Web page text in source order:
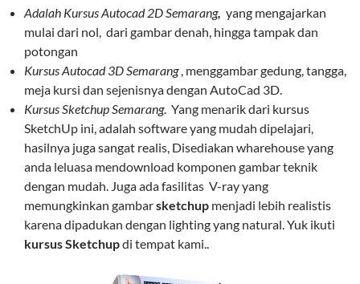
Adalah Kursus Autocad 2D Semarang, yang mengajarkan
mulai dari nol, dari gambar denah, hingga tampak dan
potongan
Kursus Autocad 3D Semarang, menggambar gedung, tangga,
meja kursi dan sejenisnya dengan AutoCad 3D.
Kursus Sketchup Semarang. Yang menarik dari kursus
SketchUp ini, adalah software yang mudah dipelajari,
hasilnya juga sangat realis, Disediakan wharehouse yang
anda leluasa mendownload komponen gambar teknik
dengan mudah. Juga ada fasilitas V-ray yang
memungkinkan gambarsketchup menjadi lebih realistis
karena dipadukan dengan lighting yang natural. Yuk ikuti
kursus Sketchupdi tempat kami..